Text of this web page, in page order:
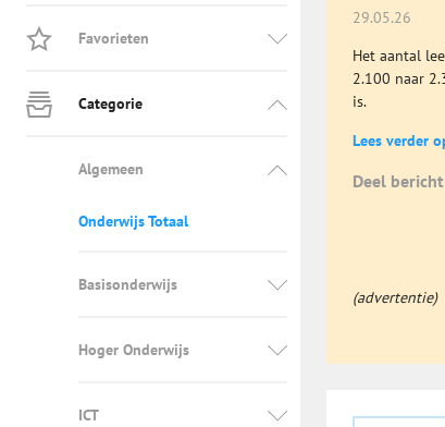
Favorieten
Categorie
Algemeen
Onderwijs Totaal
Basisonderwijs
Hoger Onderwijs
ICT
29.05.26
Het aantal
2.100 naar
is.
Lees verder
Deel bericht
(advertentie)